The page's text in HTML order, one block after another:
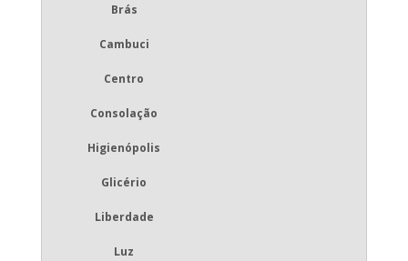
Brás
Cambuci
Centro
Consolação
Higienópolis
Glicério
Liberdade
Luz